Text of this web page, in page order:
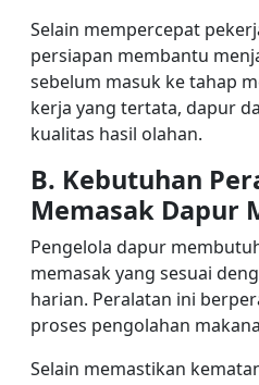
Selain mempercepat
persiapan membantu
sebelum masuk ke tahap
kerja yang tertata, dapur
kualitas hasil olahan.
B. Kebutuhan
Memasak Dapur
Pengelola dapur
memasak yang sesuai
harian. Peralatan ini
proses pengolahan
Selain memastikan